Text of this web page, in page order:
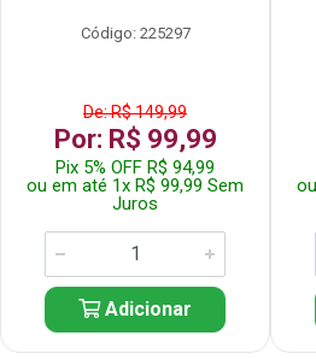
Código: 225297
De: R$ 149,99
Por: R$ 99,99
Pix 5% OFF R$ 94,99
ou em até 1x R$ 99,99 Sem
Juros
Adicionar